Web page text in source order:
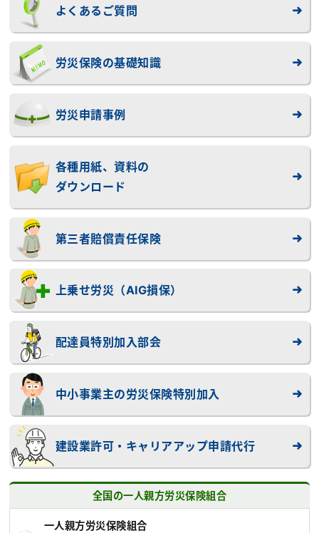
よくあるご質問
労災保険の基礎知識
労災申請事例
各種用紙、資料の
ダウンロード
第三者賠償責任保険
上乗せ労災（AIG損保）
配達員特別加入部会
中小事業主の労災保険特別加入
建設業許可・キャリアアップ申請代行
全国の一人親方労災保険組合
一人親方労災保険組合